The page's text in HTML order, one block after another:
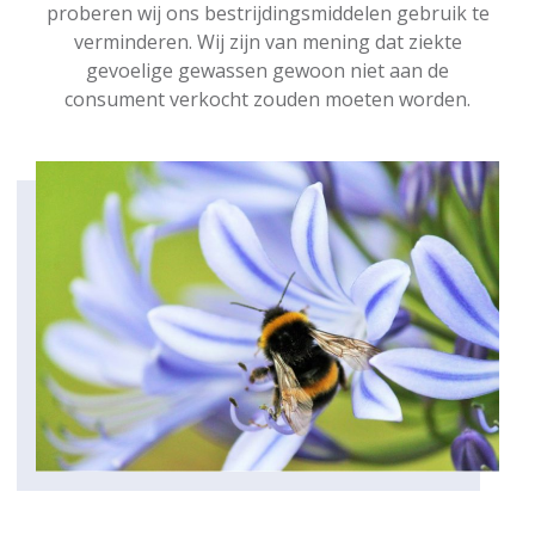
proberen wij ons bestrijdingsmiddelen gebruik te
verminderen. Wij zijn van mening dat ziekte
gevoelige gewassen gewoon niet aan de
consument verkocht zouden moeten worden.